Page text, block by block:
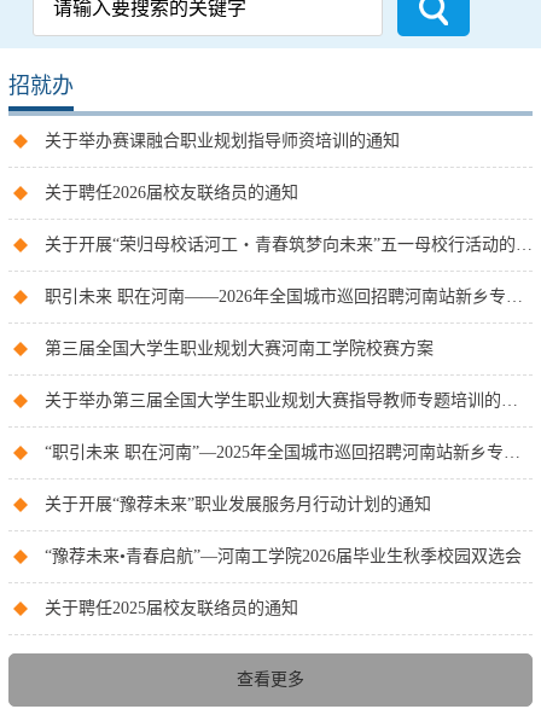
招就办
关于举办赛课融合职业规划指导师资培训的通知
关于聘任2026届校友联络员的通知
关于开展“荣归母校话河工・青春筑梦向未来”五一母校行活动的通知
职引未来 职在河南——2026年全国城市巡回招聘河南站新乡专场暨河南工学院毕业生春季双选会邀请函
第三届全国大学生职业规划大赛河南工学院校赛方案
关于举办第三届全国大学生职业规划大赛指导教师专题培训的通知
“职引未来 职在河南”—2025年全国城市巡回招聘河南站新乡专场河南工学院高校毕业生专场招聘会
关于开展“豫荐未来”职业发展服务月行动计划的通知
“豫荐未来•青春启航”—河南工学院2026届毕业生秋季校园双选会
关于聘任2025届校友联络员的通知
查看更多